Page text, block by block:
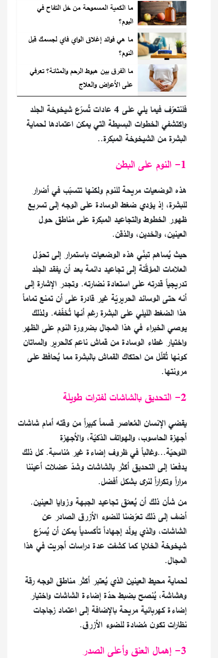
ما الكمية المسموحة من خل التفاح في
اليوم؟
ما هي فوائد إغلاق الواي فاي لجسمك قبل
النوم؟
ما الفرق بين هبوط الرحم والمثانة؟ تعرفي
على الأعراض والعلاج
فلنتعرّف فيما يلي على 4 عادات تُسرّع شيخوخة الجلد
واكتشفي الخطوات البسيطة التي يمكن اعتمادها لحماية
البشرة من الشيخوخة المبكرة..
1- النوم على البطن
هذه الوضعيات مريحة للنوم ولكنها تتسبّب في أضرار
للبشرة، إذ يؤدي ضغط الوسادة على الوجه إلى تسريع
ظهور الخطوط والتجاعيد المبكرة على مناطق حول
العينين، والخدين، والذقن.
حيث يُساهم تبنّي هذه الوضعيات باستمرار إلى تحوّل
العلامات المؤقّتة إلى تجاعيد دائمة بعد أن يفقد الجلد
تدريجياً قدرته على استعادة نضارته. وتجدر الإشارة إلى
أنه حتى الوسائد الحريريّة غير قادرة على أن تمنع تماماً
هذا الضغط الليلي على البشرة رغم أنها تُخفّفه. ولذلك
يوصي الخبراء في هذا المجال بضرورة النوم على الظهر
واختيار غطاء الوسادة من قماش ناعم كالحرير والساتان
كونها تُقلّل من احتكاك القماش بالبشرة مما يُحافظ على
مرونتها.
2- التحديق بالشاشات لفترات طويلة
يقضي الإنسان المُعاصر قسماً كبيراً من وقته أمام شاشات
أجهزة الحاسوب، والهواتف الذكيّة، والأجهزة
اللوحيّة...وغالباً في ظروف إضاءة غير مُناسبة. كل ذلك
يدفعنا إلى التحديق أكثر بالشاشات وشدّ عضلات أعيننا
مراراً وتكراراً لنرى بشكل أفضل.
من شأن ذلك أن يُعمّق تجاعيد الجبهة وزوايا العينين.
أضف إلى ذلك تعرّضنا للضوء الأزرق الصادر عن
الشاشات، والذي يولّد إجهاداً تأكسدياً يمكن أن يُسرّع
شيخوخة الخلايا كما كشفت عدة دراسات أجريت في هذا
المجال.
لحماية محيط العينين الذي يُعتبر أكثر مناطق الوجه رقة
وهشاشة، يُنصح بضبط حدّة إضاءة الشاشات واختيار
إضاءة كهربائية مريحة بالإضافة إلى اعتماد زجاجات
نظارات تكون مُضادة للضوء الأزرق.
3- إهمال العنق وأعلى الصدر